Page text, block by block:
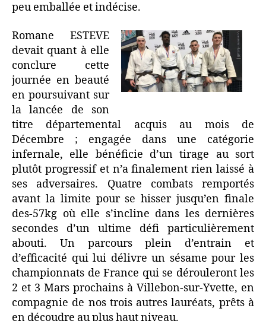
peu emballée et indécise.
Romane ESTEVE
devait quant à elle
conclure cette
journée en beauté
en poursuivant sur
la lancée de son
titre départemental acquis au mois de
Décembre ; engagée dans une catégorie
infernale, elle bénéficie d’un tirage au sort
plutôt progressif et n’a finalement rien laissé à
ses adversaires. Quatre combats remportés
avant la limite pour se hisser jusqu’en finale
des-57kg où elle s’incline dans les dernières
secondes d’un ultime défi particulièrement
abouti. Un parcours plein d’entrain et
d’efficacité qui lui délivre un sésame pour les
championnats de France qui se dérouleront les
2 et 3 Mars prochains à Villebon-sur-Yvette, en
compagnie de nos trois autres lauréats, prêts à
en découdre au plus haut niveau.